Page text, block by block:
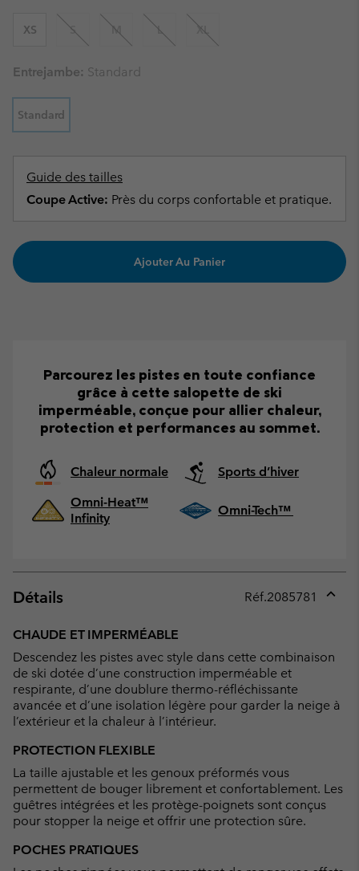
XS S M L XL
Entrejambe: Standard
Standard
Guide des tailles
Coupe Active: Près du corps confortable et pratique.
Ajouter Au Panier
Parcourez les pistes en toute confiance
grâce à cette salopette de ski
imperméable, conçue pour allier chaleur,
protection et performances au sommet.
Chaleur normale
Sports d’hiver
Omni-Heat™
Infinity
Omni-Tech™
Détails Réf.2085781
CHAUDE ET IMPERMÉABLE
Descendez les pistes avec style dans cette combinaison
de ski dotée d’une construction imperméable et
respirante, d’une doublure thermo-réfléchissante
avancée et d’une isolation légère pour garder la neige à
l’extérieur et la chaleur à l’intérieur.
PROTECTION FLEXIBLE
La taille ajustable et les genoux préformés vous
permettent de bouger librement et confortablement. Les
guêtres intégrées et les protège-poignets sont conçus
pour stopper la neige et offrir une protection sûre.
POCHES PRATIQUES